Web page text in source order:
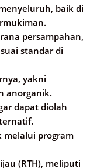
baik di
persampahan,
standar di
yakni
anorganik.
dapat diolah
melalui program
(RTH), meliputi